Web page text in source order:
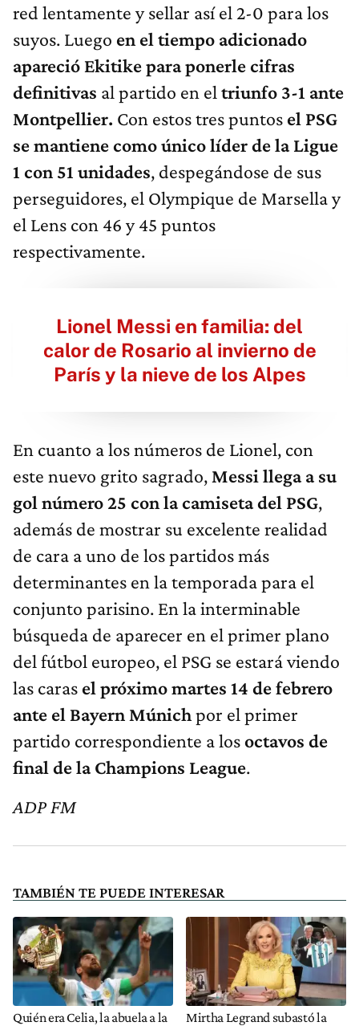
red lentamente y sellar así el 2-0 para los
suyos. Luego en el tiempo adicionado
apareció Ekitike para ponerle cifras
definitivas al partido en el triunfo 3-1 ante
Montpellier. Con estos tres puntos el PSG
se mantiene como único líder de la Ligue
1 con 51 unidades, despegándose de sus
perseguidores, el Olympique de Marsella y
el Lens con 46 y 45 puntos
respectivamente.
Lionel Messi en familia: del
calor de Rosario al invierno de
París y la nieve de los Alpes
En cuanto a los números de Lionel, con
este nuevo grito sagrado, Messi llega a su
gol número 25 con la camiseta del PSG,
además de mostrar su excelente realidad
de cara a uno de los partidos más
determinantes en la temporada para el
conjunto parisino. En la interminable
búsqueda de aparecer en el primer plano
del fútbol europeo, el PSG se estará viendo
las caras el próximo martes 14 de febrero
ante el Bayern Múnichpor el primer
partido correspondiente a losoctavos de
final de la Champions League.
ADP FM
TAMBIÉN TE PUEDE INTERESAR
Quién era Celia, la abuela a la
Mirtha Legrand subastó la